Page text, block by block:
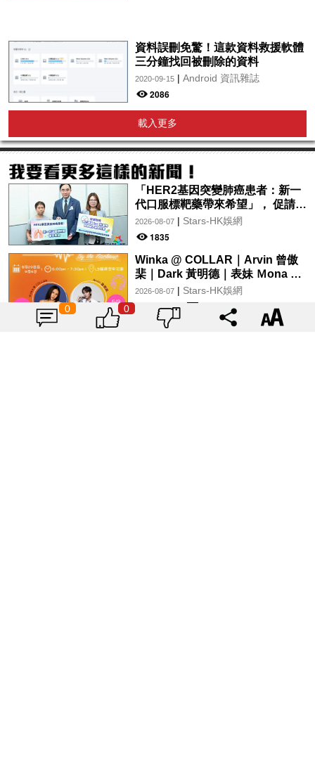
資料誤刪免驚！這款資料救援軟體
三分鐘找回被刪除的資料
2020-09-15| Android 資訊雜誌
2086
載入更多
「HER2基因突變肺癌患者：新一
代口服標靶藥帶來希望」， 促請政
府加快納入藥物名冊，助患者及早
受惠
2026-08-07| Stars-HK娛網
1835
Winka @ COLLAR｜Arvin 曾傲
棐｜Dark 黃明德｜表妹 Ｍona 8
月29日起登陸L5維港空中花園 |
wwwtc mall 首度呈獻「Music
Wave By The Harbo
2026-08-07| Stars-HK娛網
1883
揭曉寶雅上半年必買美妝品
0 0